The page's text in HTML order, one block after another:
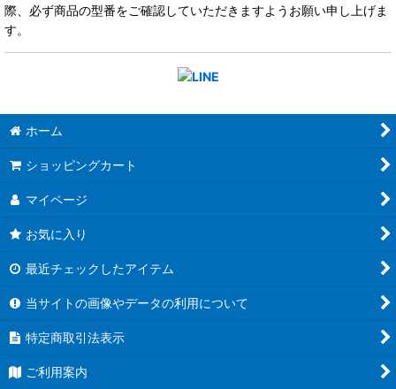
際、必ず商品の型番をご確認していただきますようお願い申し上げま
す。
ホーム
ショッピングカート
マイページ
お気に入り
最近チェックしたアイテム
当サイトの画像やデータの利用について
特定商取引法表示
ご利用案内